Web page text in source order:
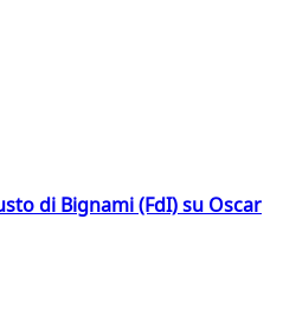
di Bignami (FdI) su Oscar